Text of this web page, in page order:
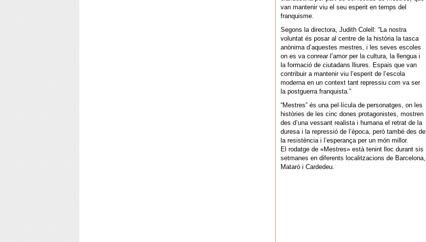
van mantenir viu el seu esperit en temps del
franquisme.
Segons la directora, Judith Colell: “La nostra
voluntat és posar al centre de la història la tasca
anònima d’aquestes mestres, i les seves escoles
on es va conrear l’amor per la cultura, la llengua i
la formació de ciutadans lliures. Espais que van
contribuir a mantenir viu l’esperit de l’escola
moderna en un context tant repressiu com va ser
la postguerra franquista.”
“Mestres” és una pel·lícula de personatges, on les
històries de les cinc dones protagonistes, mostren
des d’una vessant realista i humana el retrat de la
duresa i la repressió de l’època, però també des de
la resistència i l’esperança per un món millor.
El rodatge de «Mestres» està tenint lloc durant sis
setmanes en diferents localitzacions de Barcelona,
Mataró i Cardedeu.